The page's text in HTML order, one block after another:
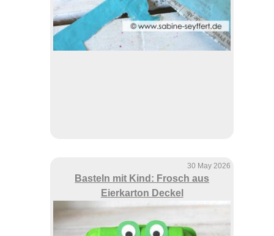
30 May 2026
Basteln mit Kind: Frosch aus
Eierkarton Deckel